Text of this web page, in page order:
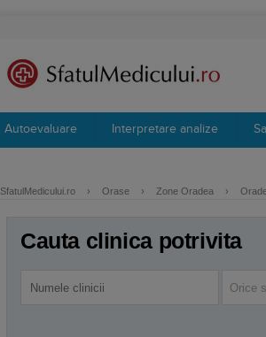
Autoevaluare Interpretare analize
SfatulMedicului.ro › Orase › Zone Oradea ›
Cauta clinica potrivita
Orice